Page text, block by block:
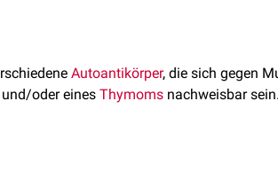
Autoantikörper, die sich gegen
und/oder eines Thymoms nachweisbar sein.